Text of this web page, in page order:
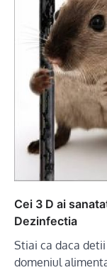
Cei 3 D ai
Dezinfectia
Stiai ca daca
domeniul